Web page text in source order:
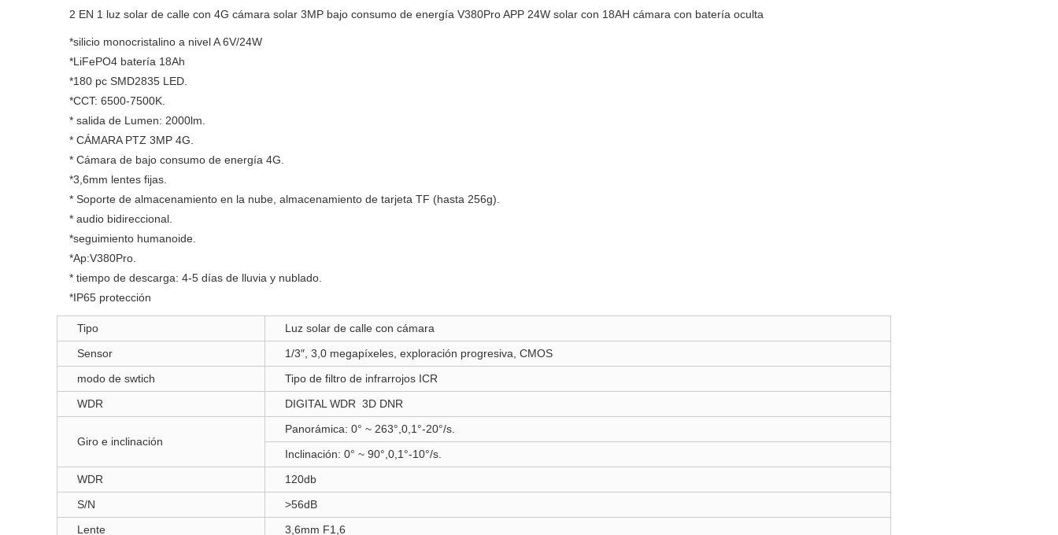
2 EN 1 luz solar de calle con 4G cámara solar 3MP bajo consumo de energía V380Pro APP 24W solar con 18AH cámara con batería oculta
*silicio monocristalino a nivel A 6V/24W
*LiFePO4 batería 18Ah
*180 pc SMD2835 LED.
*CCT: 6500-7500K.
* salida de Lumen: 2000lm.
* CÁMARA PTZ 3MP 4G.
* Cámara de bajo consumo de energía 4G.
*3,6mm lentes fijas.
* Soporte de almacenamiento en la nube, almacenamiento de tarjeta TF (hasta 256g).
* audio bidireccional.
*seguimiento humanoide.
*Ap:V380Pro.
* tiempo de descarga: 4-5 días de lluvia y nublado.
*IP65 protección
Tipo
Luz solar de calle con cámara
Sensor
1/3″, 3,0 megapíxeles, exploración progresiva, CMOS
modo de swtich
Tipo de filtro de infrarrojos ICR
WDR
DIGITAL WDR 3D DNR
Giro e inclinación
Panorámica: 0° ~ 263°,0,1°-20°/s.
Inclinación: 0° ~ 90°,0,1°-10°/s.
WDR
120db
S/N
>56dB
Lente
3,6mm F1,6